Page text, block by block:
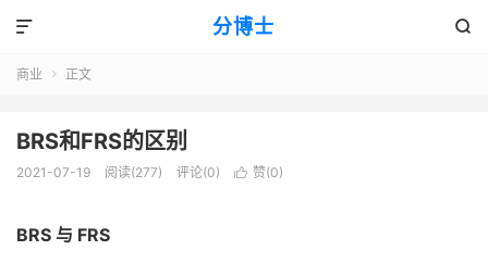
分博士 

商业  正文
BRS和FRS的区别
2021-07-19 阅读(277) 评论(0)  赞(0)
BRS 与 FRS